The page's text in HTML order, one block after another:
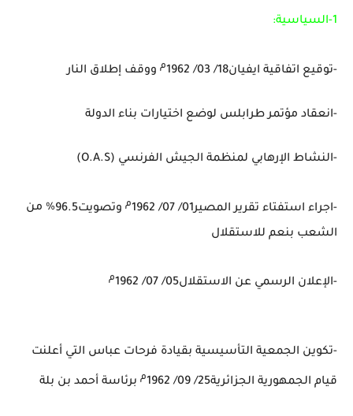
1-السياسية:
-توقيع اتفاقية ايفيان18/ 03/ 1962 م ووقف إطلاق النار
-انعقاد مؤتمر طرابلس لوضع اختيارات بناء الدولة
-النشاط الإرهابي لمنظمة الجيش الفرنسي (O.A.S)
-اجراء استفتاء تقرير المصير01/ 07/ 1962 م وتصويت96.5 % من
الشعب بنعم للاستقلال
-الإعلان الرسمي عن الاستقلال05/ 07/ 1962 م
-تكوين الجمعية التأسيسية بقيادة فرحات عباس التي أعلنت
قيام الجمهورية الجزائرية25/ 09/ 1962 م برئاسة أحمد بن بلة